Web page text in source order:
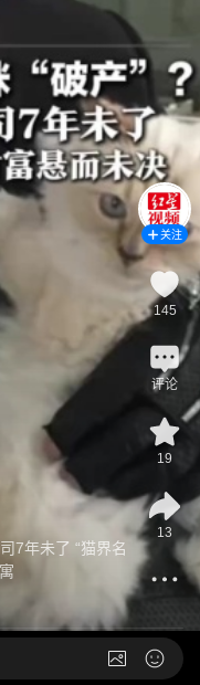
7年未了 “猫界名
关注
145
评论
19
13